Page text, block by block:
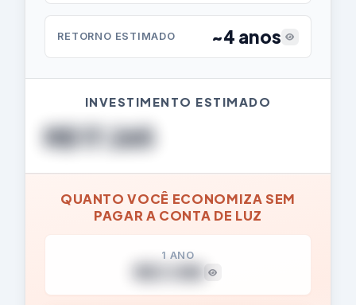
RETORNO ESTIMADO ~4 anos
INVESTIMENTO ESTIMADO
R$ 17.265
QUANTO VOCÊ ECONOMIZA SEM
PAGAR A CONTA DE LUZ
1 ANO